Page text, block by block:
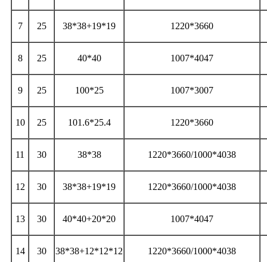
7 25 38*38+19*19 1220*3660
8 25 40*40 1007*4047
9 25 100*25 1007*3007
10 25 101.6*25.4 1220*3660
11 30 38*38 1220*3660/1000*4038
12 30 38*38+19*19 1220*3660/1000*4038
13 30 40*40+20*20 1007*4047
14 30 38*38+12*12*12 1220*3660/1000*4038